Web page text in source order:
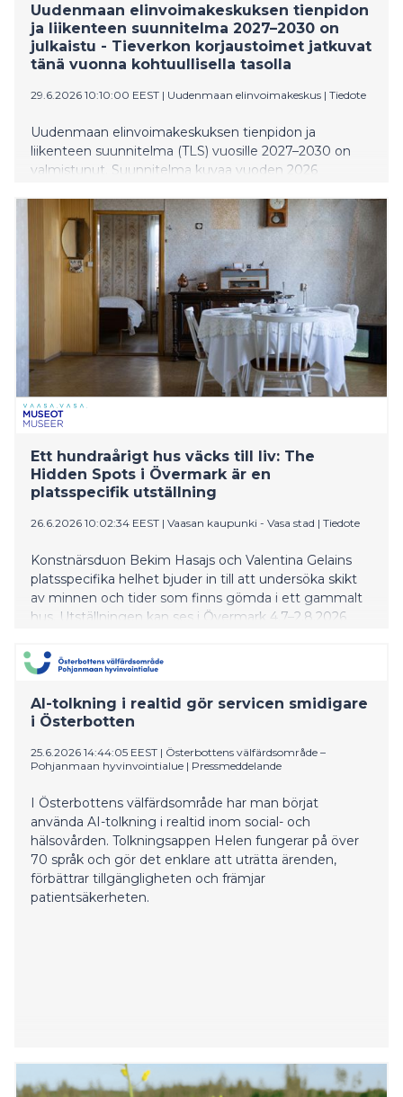
Uudenmaan elinvoimakeskuksen tienpidon
ja liikenteen suunnitelma 2027–2030 on
julkaistu - Tieverkon korjaustoimet jatkuvat
tänä vuonna kohtuullisella tasolla
29.6.2026 10:10:00 EEST | Uudenmaan elinvoimakeskus | Tiedote
Uudenmaan elinvoimakeskuksen tienpidon ja
liikenteen suunnitelma (TLS) vuosille 2027–2030 on
valmistunut. Suunnitelma kuvaa vuoden 2026
näkymiä. Se on julkaistu digitaalisesti osoitteessa
www.tienpidonsuunnitelma.fi suomeksi ja ruotsiksi.
Ett hundraårigt hus väcks till liv: The
Hidden Spots i Övermark är en
platsspecifik utställning
26.6.2026 10:02:34 EEST | Vaasan kaupunki - Vasa stad | Tiedote
Konstnärsduon Bekim Hasajs och Valentina Gelains
platsspecifika helhet bjuder in till att undersöka skikt
av minnen och tider som finns gömda i ett gammalt
hus. Utställningen kan ses i Övermark 4.7–2.8.2026
konstmuseiverksamhet.
AI-tolkning i realtid gör servicen smidigare
i Österbotten
25.6.2026 14:44:05 EEST | Österbottens välfärdsområde –
Pohjanmaan hyvinvointialue | Pressmeddelande
I Österbottens välfärdsområde har man börjat
använda AI-tolkning i realtid inom social- och
hälsovården. Tolkningsappen Helen fungerar på över
70 språk och gör det enklare att uträtta ärenden,
förbättrar tillgängligheten och främjar
patientsäkerheten.